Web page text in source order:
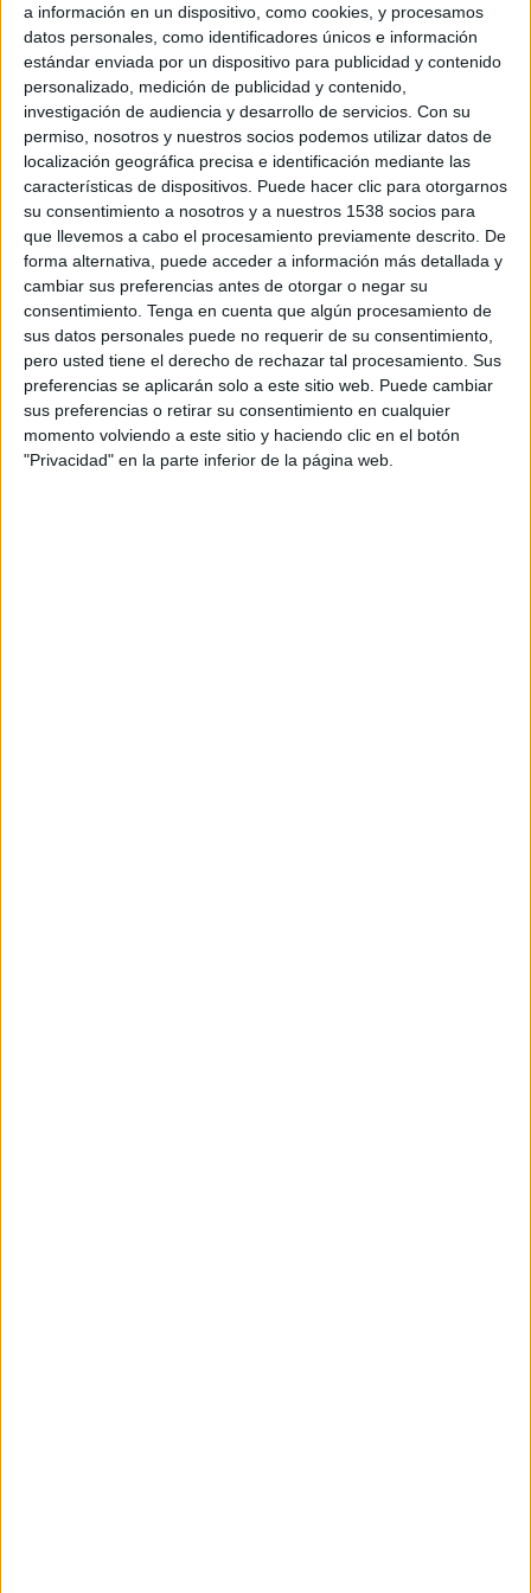
a información en un dispositivo, como cookies, y procesamos
datos personales, como identificadores únicos e información
estándar enviada por un dispositivo para publicidad y contenido
personalizado, medición de publicidad y contenido,
investigación de audiencia y desarrollo de servicios. Con su
permiso, nosotros y nuestros socios podemos utilizar datos de
localización geográfica precisa e identificación mediante las
características de dispositivos. Puede hacer clic para otorgarnos
su consentimiento a nosotros y a nuestros 1538 socios para
que llevemos a cabo el procesamiento previamente descrito. De
forma alternativa, puede acceder a información más detallada y
cambiar sus preferencias antes de otorgar o negar su
consentimiento. Tenga en cuenta que algún procesamiento de
sus datos personales puede no requerir de su consentimiento,
pero usted tiene el derecho de rechazar tal procesamiento. Sus
preferencias se aplicarán solo a este sitio web. Puede cambiar
sus preferencias o retirar su consentimiento en cualquier
momento volviendo a este sitio y haciendo clic en el botón
"Privacidad" en la parte inferior de la página web.
ofrecer una enseñanza de calidad.
QUIZÁS TAMBIÉN LE INTERESE::